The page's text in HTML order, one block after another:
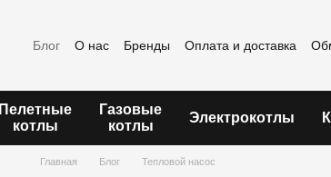
Блог О нас Бренды Оплата и доставка
Пелетные
котлы
Газовые
котлы
Электрокотлы
Главная Блог Тепловой насос